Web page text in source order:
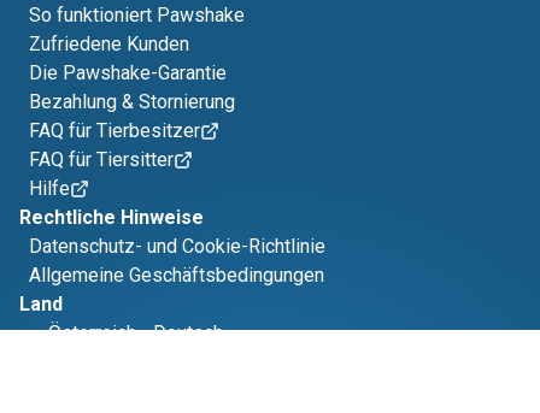
So funktioniert Pawshake
Zufriedene Kunden
Die Pawshake-Garantie
Bezahlung & Stornierung
FAQ für Tierbesitzer
FAQ für Tiersitter
Hilfe
Rechtliche Hinweise
Datenschutz- und Cookie-Richtlinie
Allgemeine Geschäftsbedingungen
Land
Österreich-Deutsch